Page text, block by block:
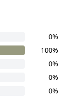
0%
100%
0%
0%
0%